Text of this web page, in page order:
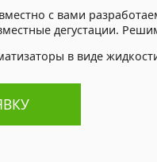
с вами
дегустации.
в виде